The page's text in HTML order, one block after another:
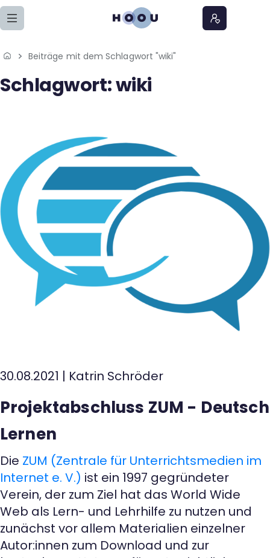
Zum Seiteninhalt springen
Home
Lernangebote
Meine Lernangebote
News
Veranstaltungen
Über uns
Kontakt
Beiträge mit dem Schlagwort "wiki"
Schlagwort:wiki
30.08.2021 | Katrin Schröder
Projektabschluss ZUM - Deutsch
Lernen
Die ZUM (Zentrale für Unterrichtsmedien im
Internet e. V.) ist ein 1997 gegründeter
Verein, der zum Ziel hat das World Wide
Web als Lern- und Lehrhilfe zu nutzen und
zunächst vor allem Materialien einzelner
Autor:innen zum Download und zur